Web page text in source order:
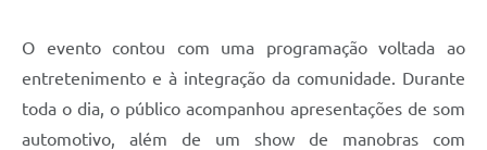
O evento contou com uma programação voltada ao
entretenimento e à integração da comunidade. Durante
toda o dia, o público acompanhou apresentações de som
automotivo, além de um show de manobras com